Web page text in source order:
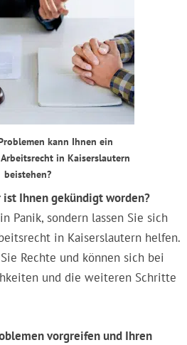
kann Ihnen ein
in Kaiserslautern
beistehen?
Ihnen gekündigt worden?
Panik, sondern lassen Sie sich
in Kaiserslautern helfen.
Rechte und können sich bei
und die weiteren Schritte
vorgreifen und Ihren